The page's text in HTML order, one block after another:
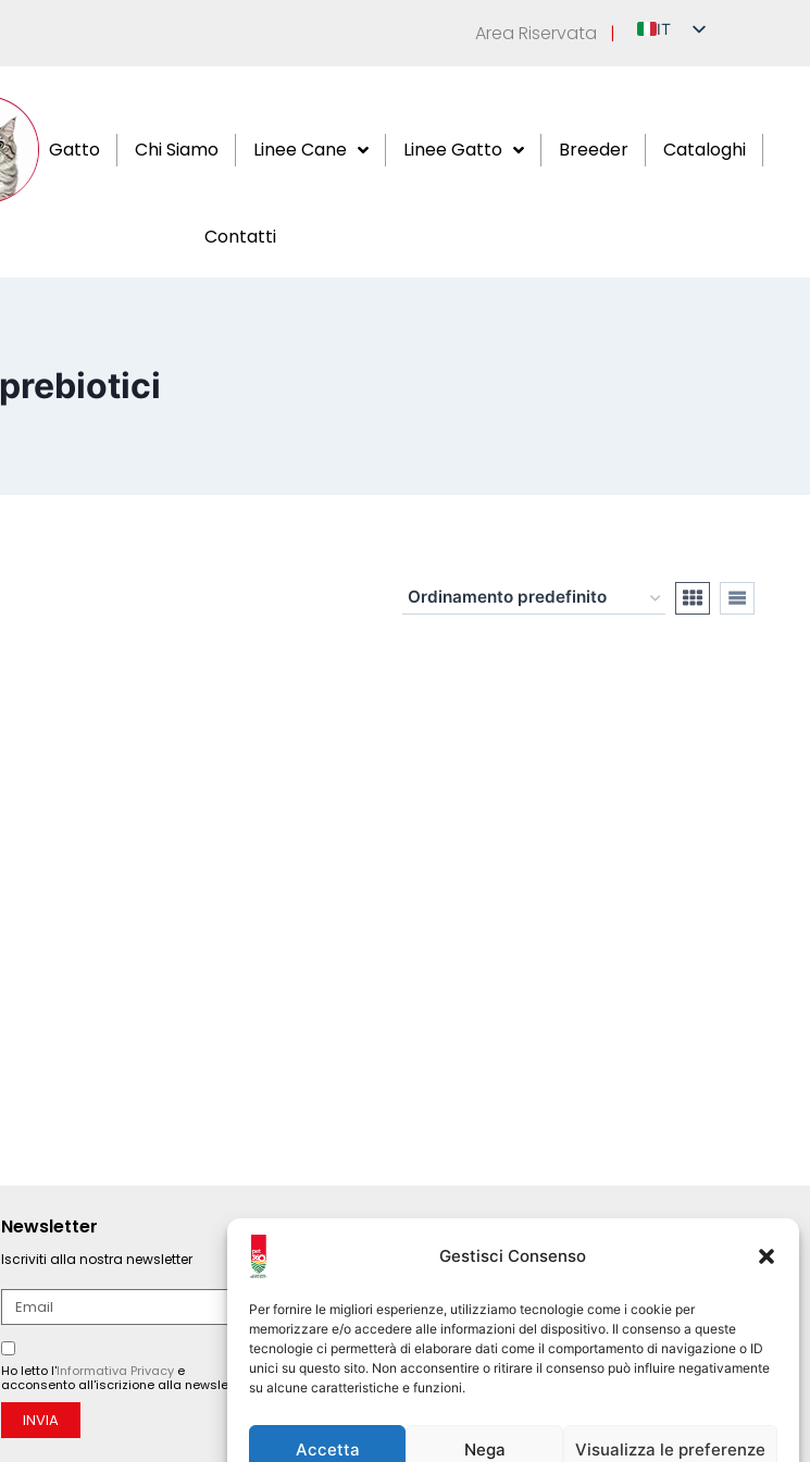
Gestisci Consenso
Per fornire le migliori esperienze, utilizziamo tecnologie come i cookie per
memorizzare e/o accedere alle informazioni del dispositivo. Il consenso a queste
tecnologie ci permetterà di elaborare dati come il comportamento di navigazione o ID
unici su questo sito. Non acconsentire o ritirare il consenso può influire negativamente
su alcune caratteristiche e funzioni.
Accetta Nega Visualizza le preferenze
Area Riservata |
IT
Gatto Chi Siamo Linee Cane Linee Gatto Breeder Cataloghi
Contatti
prebiotici
Newsletter
Iscriviti alla nostra newsletter
Ho letto l'Informativa Privacy e
acconsento all'iscrizione alla newsletter.
INVIA
pet360official
@pet360_official
pet breeder channel